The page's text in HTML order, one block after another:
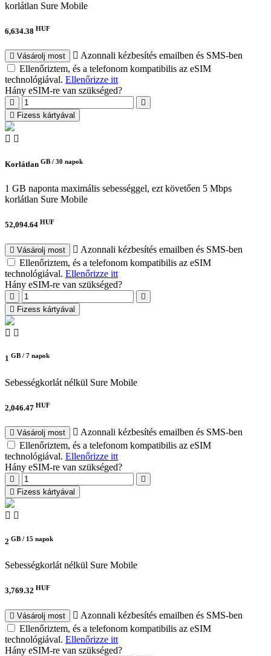
korlátlan Sure Mobile
6,634.38 HUF
Vásárolj most
Azonnali kézbesítés emailben és SMS-ben
Ellenőriztem, és a telefonom kompatibilis az eSIM
technológiával. Ellenőrizze itt
Hány eSIM-re van szükséged?
Fizess kártyával
Korlátlan GB / 30 napok
1 GB naponta maximális sebességgel, ezt követően 5 Mbps
korlátlan Sure Mobile
52,094.64 HUF
Vásárolj most
Azonnali kézbesítés emailben és SMS-ben
Ellenőriztem, és a telefonom kompatibilis az eSIM
technológiával. Ellenőrizze itt
Hány eSIM-re van szükséged?
Fizess kártyával
1 GB / 7 napok
Sebességkorlát nélkül Sure Mobile
2,046.47 HUF
Vásárolj most
Azonnali kézbesítés emailben és SMS-ben
Ellenőriztem, és a telefonom kompatibilis az eSIM
technológiával. Ellenőrizze itt
Hány eSIM-re van szükséged?
Fizess kártyával
2 GB / 15 napok
Sebességkorlát nélkül Sure Mobile
3,769.32 HUF
Vásárolj most
Azonnali kézbesítés emailben és SMS-ben
Ellenőriztem, és a telefonom kompatibilis az eSIM
technológiával. Ellenőrizze itt
Hány eSIM-re van szükséged?